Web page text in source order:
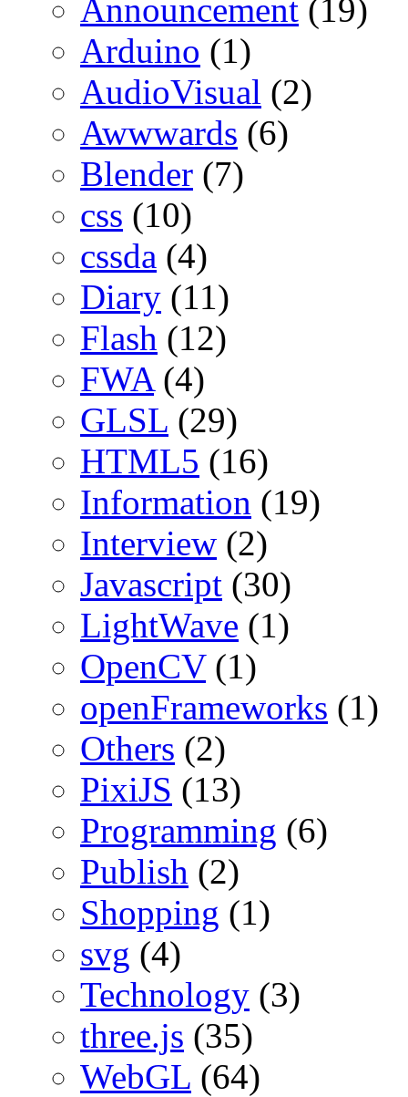
Announcement (19)
Arduino (1)
AudioVisual (2)
Awwwards (6)
Blender (7)
css (10)
cssda (4)
Diary (11)
Flash (12)
FWA (4)
GLSL (29)
HTML5 (16)
Information (19)
Interview (2)
Javascript (30)
LightWave (1)
OpenCV(1)
openFrameworks (1)
Others (2)
PixiJS (13)
Programming (6)
Publish (2)
Shopping (1)
svg (4)
Technology (3)
three.js (35)
WebGL (64)